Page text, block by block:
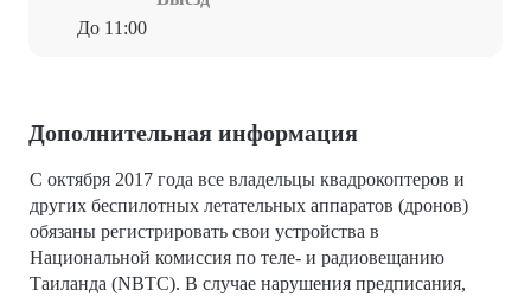
До 11:00
Дополнительная информация
С октября 2017 года все владельцы квадрокоптеров и
других беспилотных летательных аппаратов (дронов)
обязаны регистрировать свои устройства в
Национальной комиссия по теле- и радиовещанию
Таиланда (NBTC). В случае нарушения предписания,